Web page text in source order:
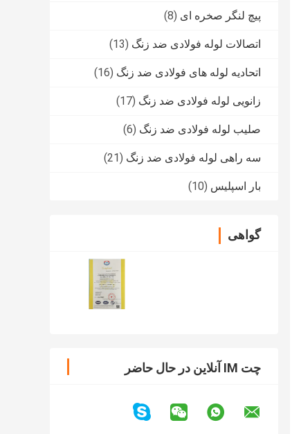
پیچ لنگر صخره ای (8)
اتصالات لوله فولادی ضد زنگ (13)
اتحادیه لوله های فولادی ضد زنگ (16)
زانویی لوله فولادی ضد زنگ (17)
صلیب لوله فولادی ضد زنگ (6)
سه راهی لوله فولادی ضد زنگ (21)
بار اسپلیس (10)
گواهی
چت IM آنلاین در حال حاضر